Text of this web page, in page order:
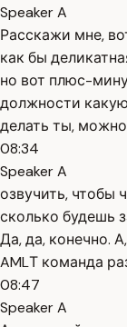
Speaker A
Расскажи мне,
как бы
но вот плюс-
должности
делать ты,
08:34
Speaker A
озвучить, чтобы
сколько будешь
Да, да, конечно.
AMLТ команда
08:47
Speaker A